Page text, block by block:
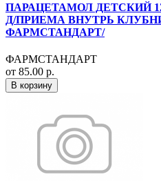
ПАРАЦЕТАМОЛ ДЕТСКИЙ
Д/ПРИЕМА ВНУТРЬ
ФАРМСТАНДАРТ/
ФАРМСТАНДАРТ
от 85.00 р.
В корзину